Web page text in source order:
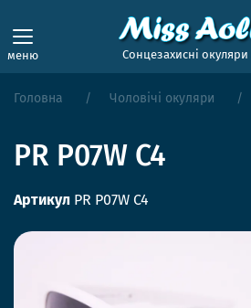
меню Сонцезахисні
Головна Чоловічі окуляри
PR P07W C4
Артикул PR P07W C4